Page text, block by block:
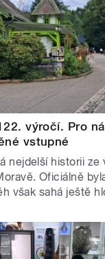
výročí. Pro
vstupné
nejdelší historii ze
Oficiálně
však sahá ještě